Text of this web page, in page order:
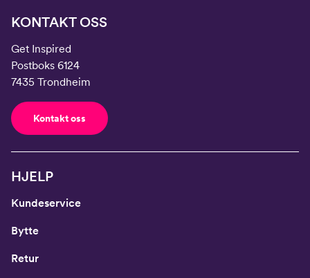
KONTAKT OSS
Get Inspired
Postboks 6124
7435 Trondheim
Kontakt oss
HJELP
Kundeservice
Bytte
Retur